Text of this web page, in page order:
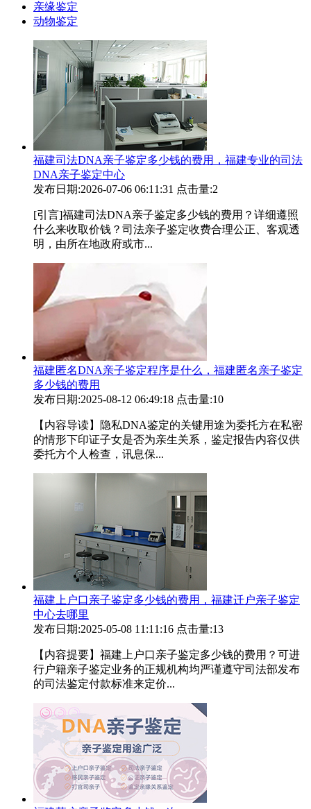
亲缘鉴定
动物鉴定
福建司法DNA亲子鉴定多少钱的费用，福建专业的司法
DNA亲子鉴定中心
发布日期:2026-07-06 06:11:31 点击量:2
[引言]福建司法DNA亲子鉴定多少钱的费用？详细遵照
什么来收取价钱？司法亲子鉴定收费合理公正、客观透
明，由所在地政府或市...
福建匿名DNA亲子鉴定程序是什么，福建匿名亲子鉴定
多少钱的费用
发布日期:2025-08-12 06:49:18 点击量:10
【内容导读】隐私DNA鉴定的关键用途为委托方在私密
的情形下印证子女是否为亲生关系，鉴定报告内容仅供
委托方个人检查，讯息保...
福建上户口亲子鉴定多少钱的费用，福建迁户亲子鉴定
中心去哪里
发布日期:2025-05-08 11:11:16 点击量:13
【内容提要】福建上户口亲子鉴定多少钱的费用？可进
行户籍亲子鉴定业务的正规机构均严谨遵守司法部发布
的司法鉴定付款标准来定价...